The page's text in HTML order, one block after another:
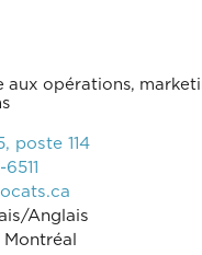
aux opérations,
poste 114
Anglais